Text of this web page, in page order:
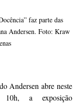
faz parte das
Andersen. Foto: Kraw
Andersen abre neste
a exposição